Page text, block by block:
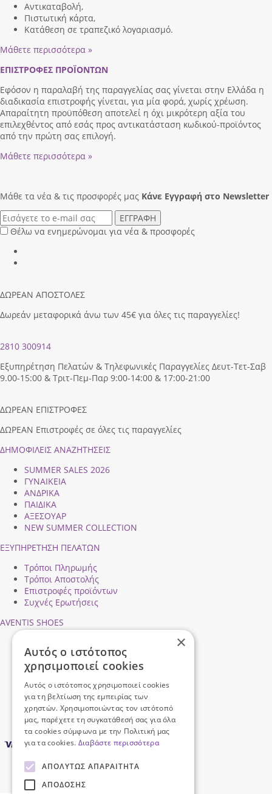
Αντικαταβολή,
Πιστωτική κάρτα,
Κατάθεση σε τραπεζικό λογαριασμό.
Μάθετε περισσότερα »
ΕΠΙΣΤΡΟΦΕΣ ΠΡΟΪΟΝΤΩΝ
Εφόσον η παραλαβή της παραγγελίας σας γίνεται στην Ελλάδα η
διαδικασία επιστροφής γίνεται, για μία φορά, χωρίς χρέωση.
Απαραίτητη προϋπόθεση αποτελεί η όχι μικρότερη αξία του
επιλεχθέντος από εσάς προς αντικατάσταση κωδικού-προϊόντος
από την πρώτη σας επιλογή.
Μάθετε περισσότερα »
Μάθε τα νέα & τις προσφορές μας Κάνε Eγγραφή στο Newsletter
ΕΓΓΡΑΦΗ
Θέλω να ενημερώνομαι για νέα & προσφορές
ΔΩΡΕΑΝ ΑΠΟΣΤΟΛΕΣ
Δωρεάν μεταφορικά άνω των 45€ για όλες τις παραγγελίες!
2810 300914
Εξυπηρέτηση Πελατών & Τηλεφωνικές Παραγγελίες Δευτ-Τετ-Σαβ
9.00-15:00 & Τριτ-Πεμ-Παρ 9:00-14:00 & 17:00-21:00
ΔΩΡΕΑΝ ΕΠΙΣΤΡΟΦΕΣ
ΔΩΡΕΑΝ Επιστροφές σε όλες τις παραγγελίες
ΔΗΜΟΦΙΛEIΣ ΑΝΑΖΗΤΗΣΕΙΣ
SUMMER SALES 2026
ΓΥΝΑΙΚΕΙΑ
ΑΝΔΡΙΚΑ
ΠΑΙΔΙΚΑ
ΑΞΕΣΟΥΑΡ
NEW SUMMER COLLECTION
ΕΞΥΠΗΡΕΤΗΣΗ ΠΕΛΑΤΩΝ
Τρόποι Πληρωμής
Τρόποι Αποστολής
Επιστροφές προϊόντων
Συχνές Ερωτήσεις
AVENTIS SHOES
Ασφάλεια Συναλλαγών
Προσωπικά Δεδομένα
Όροι Χρήσης
×
Αυτός ο ιστότοπος
χρησιμοποιεί cookies
Αυτός ο ιστότοπος χρησιμοποιεί cookies
για τη βελτίωση της εμπειρίας των
χρηστών. Χρησιμοποιώντας τον ιστότοπό
μας, παρέχετε τη συγκατάθεσή σας για όλα
τα cookies σύμφωνα με την Πολιτική μας
για τα cookies. Διαβάστε περισσότερα
ΑΠΟΛΎΤΩΣ ΑΠΑΡΑΊΤΗΤΑ
ΑΠΌΔΟΣΗΣ